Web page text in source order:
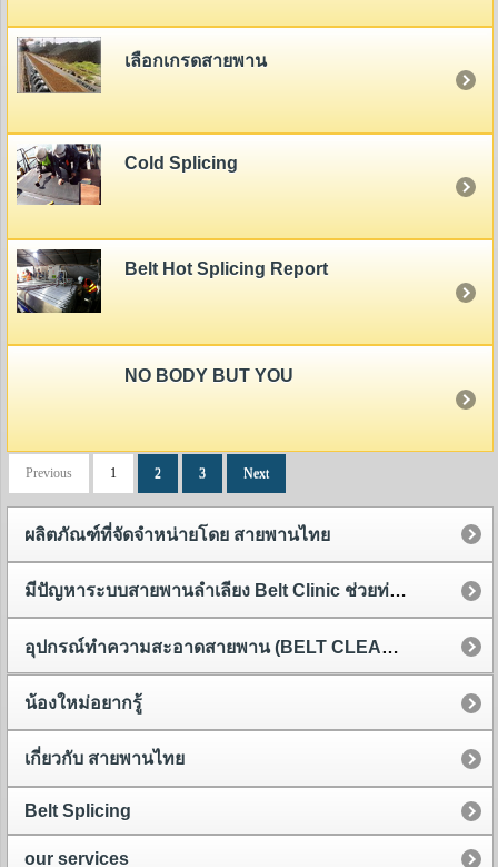
เลือกเกรดสายพาน
Cold Splicing
Belt Hot Splicing Report
NO BODY BUT YOU
Previous 1 2 3 Next
ผลิตภัณฑ์ที่จัดจำหน่ายโดย สายพานไทย
มีปัญหาระบบสายพานลำเลียง Belt Clinic ช่วยท่านได้
อุปกรณ์ทำความสะอาดสายพาน (BELT CLEANER)
น้องใหม่อยากรู้
เกี่ยวกับ สายพานไทย
Belt Splicing
our services